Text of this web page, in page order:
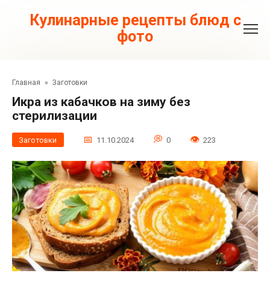
контентуКулинарные рецепты блюд с
фото
Главная » Заготовки
Икра из кабачков на зиму без
стерилизации
Заготовки 11.10.2024 0 223